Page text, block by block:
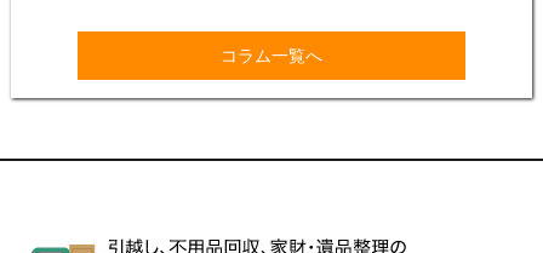
コラム一覧へ